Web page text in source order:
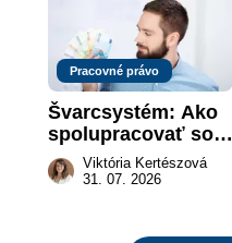
Pracovné právo
Švarcsystém: Ako
spolupracovať so
živnostníkom
legálne a bez
Viktória Kertészová
31. 07. 2026